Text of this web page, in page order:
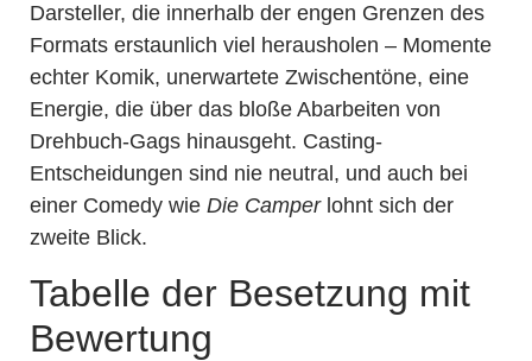
Darsteller, die innerhalb der engen Grenzen des
Formats erstaunlich viel herausholen – Momente
echter Komik, unerwartete Zwischentöne, eine
Energie, die über das bloße Abarbeiten von
Drehbuch-Gags hinausgeht. Casting-
Entscheidungen sind nie neutral, und auch bei
einer Comedy wie Die Camperlohnt sich der
zweite Blick.
Tabelle der Besetzung mit
Bewertung